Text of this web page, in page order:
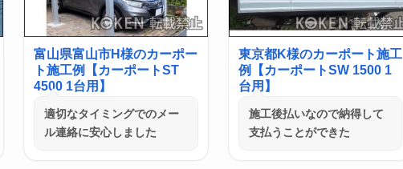
富山県富山市H様のカーポー
ト施工例【カーポートST
4500 1台用】
適切なタイミングでのメー
ル連絡に安心しました
東京都K様のカーポート施工
例【カーポートSW 1500 1
台用】
施工後払いなので納得して
支払うことができた